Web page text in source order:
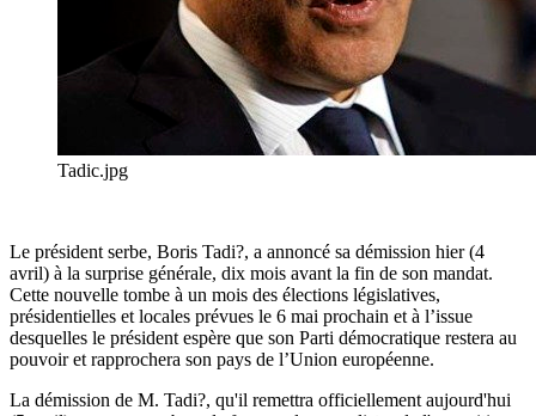
Tadic.jpg
Le président serbe, Boris Tadi?, a annoncé sa démission hier (4
avril) à la surprise générale, dix mois avant la fin de son mandat.
Cette nouvelle tombe à un mois des élections législatives,
présidentielles et locales prévues le 6 mai prochain et à l’issue
desquelles le président espère que son Parti démocratique restera au
pouvoir et rapprochera son pays de l’Union européenne.
La démission de M. Tadi?, qu'il remettra officiellement aujourd'hui